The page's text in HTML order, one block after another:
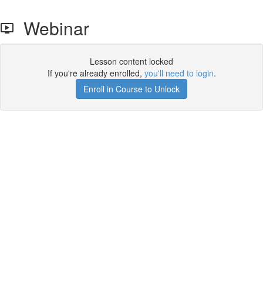
Webinar
Lesson content locked
If you're already enrolled, you'll need to login.
Enroll in Course to Unlock